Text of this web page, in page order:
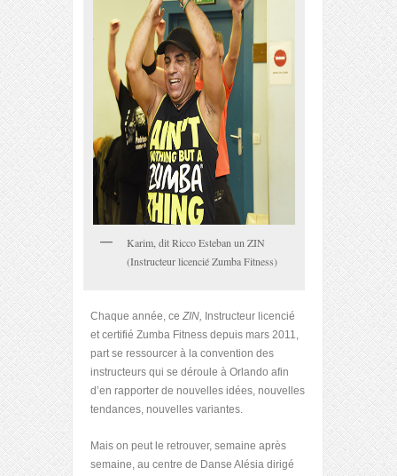
Karim, dit Ricco Esteban un ZIN
(Instructeur licencié Zumba Fitness)
Chaque année, ce ZIN, Instructeur licencié
et certifié Zumba Fitness depuis mars 2011,
part se ressourcer à la convention des
instructeurs qui se déroule à Orlando afin
d’en rapporter de nouvelles idées, nouvelles
tendances, nouvelles variantes.
Mais on peut le retrouver, semaine après
semaine, au centre de Danse Alésia dirigé